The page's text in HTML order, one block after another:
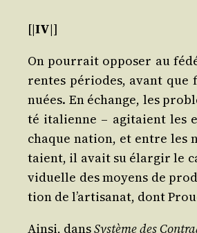
[|IV|]
On pour­rait oppo­ser au
rentes périodes, avant
nuées. En échange, les
té ita­lienne – agi­taient les
chaque nation, et entre les
taient, il avait su élar­gir le
vi­duelle des moyens de
tion de l’ar­ti­sa­nat, dont
Ain­si, dansSys­tème des